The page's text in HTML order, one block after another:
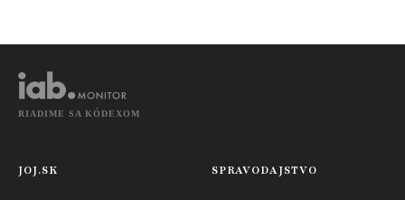
RIADIME SA KÓDEXOM
JOJ.SK SPRAVODAJSTVO